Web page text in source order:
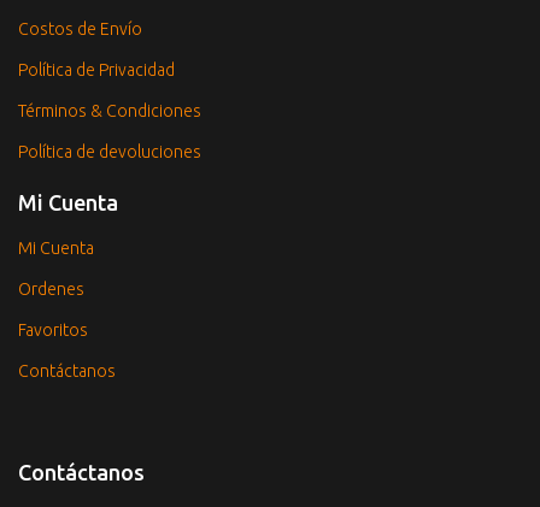
Costos de Envío
Política de Privacidad
Términos & Condiciones
Política de devoluciones
Mi Cuenta
Mi Cuenta
Ordenes
Favoritos
Contáctanos
Contáctanos